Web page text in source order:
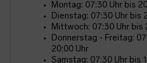
Montag: 07:30 Uhr bis
Dienstag: 07:30 Uhr bis
Mittwoch: 07:30 Uhr bis
Donnerstag - Freitag:
20:00 Uhr
Samstag: 07:30 Uhr bis